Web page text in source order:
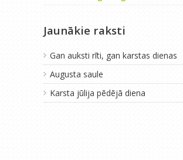
Jaunākie raksti
Gan auksti rīti, gan karstas dienas
Augusta saule
Karsta jūlija pēdējā diena